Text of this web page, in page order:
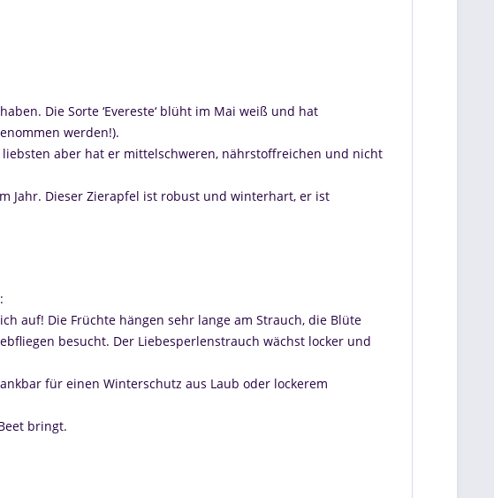
Die Sorte ‘Evereste‘ blüht im Mai weiß und hat
werden!).
liebsten aber hat er mittelschweren, nährstoffreichen und nicht
Jahr. Dieser Zierapfel ist robust und winterhart, er ist
auf! Die Früchte hängen sehr lange am Strauch, die Blüte
besucht. Der Liebesperlenstrauch wächst locker und
für einen Winterschutz aus Laub oder lockerem
bringt.